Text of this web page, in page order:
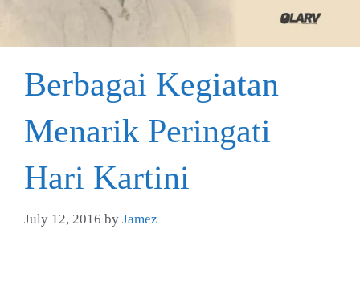
Berbagai Kegiatan
Menarik Peringati
Hari Kartini
July 12, 2016 by Jamez